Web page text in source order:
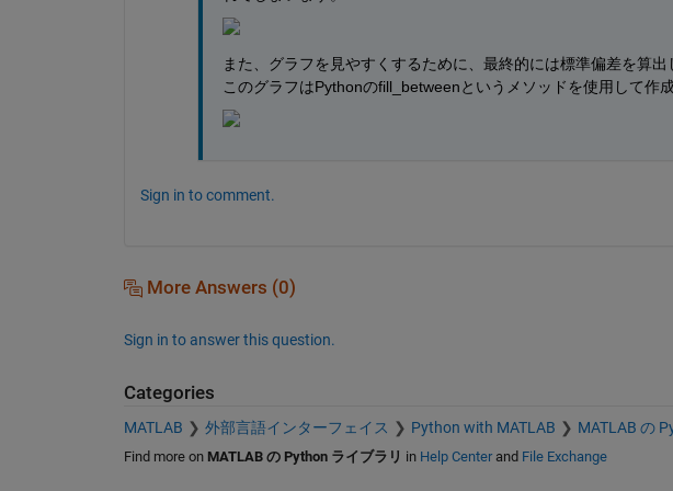
また、グラフを見やすくするために、最終的には標準偏差を算
このグラフはPythonのfill_betweenというメソッドを使用して作成
Sign in to comment.
More Answers (0)
Sign in to answer this question.
Categories
MATLAB 外部言語インターフェイス Python with MATLAB MATLAB の
Find more on MATLAB の Python ライブラリ in Help Centerand File Exchange